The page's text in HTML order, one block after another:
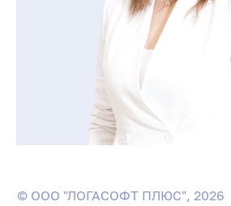
© ООО "ЛОГАСОФТ ПЛЮС", 2026